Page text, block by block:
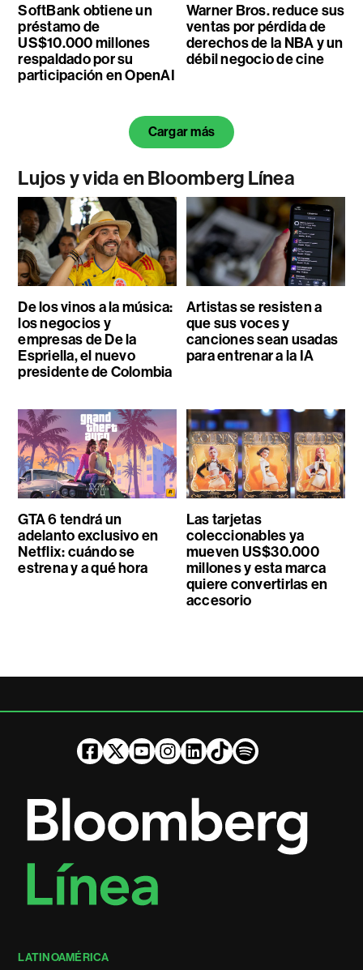
SoftBank obtiene un
préstamo de
US$10.000 millones
respaldado por su
participación en OpenAI
Warner Bros. reduce sus
ventas por pérdida de
derechos de la NBA y un
débil negocio de cine
Cargar más
Lujos y vida en Bloomberg Línea
De los vinos a la música:
los negocios y
empresas de De la
Espriella, el nuevo
presidente de Colombia
Artistas se resisten a
que sus voces y
canciones sean usadas
para entrenar a la IA
GTA 6 tendrá un
adelanto exclusivo en
Netflix: cuándo se
estrena y a qué hora
Las tarjetas
coleccionables ya
mueven US$30.000
millones y esta marca
quiere convertirlas en
accesorio
LATINOAMÉRICA